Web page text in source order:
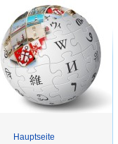
Hauptseite